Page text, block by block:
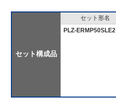
セット構成品
セット形名
PLZ-ERMP50SLE2